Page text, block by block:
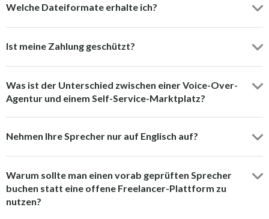
Welche Dateiformate erhalte ich?
Ist meine Zahlung geschützt?
Was ist der Unterschied zwischen einer Voice-Over-
Agentur und einem Self-Service-Marktplatz?
Nehmen Ihre Sprecher nur auf Englisch auf?
Warum sollte man einen vorab geprüften Sprecher
buchen statt eine offene Freelancer-Plattform zu
nutzen?